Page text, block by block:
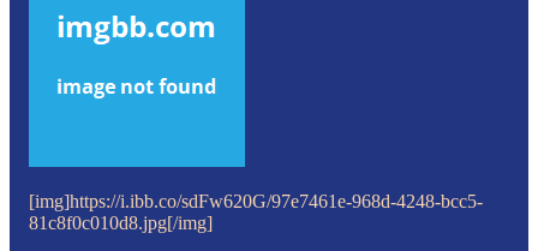
[img]https://i.ibb.co/sdFw620G/97e7461e-968d-4248-bcc5-
81c8f0c010d8.jpg[/img]